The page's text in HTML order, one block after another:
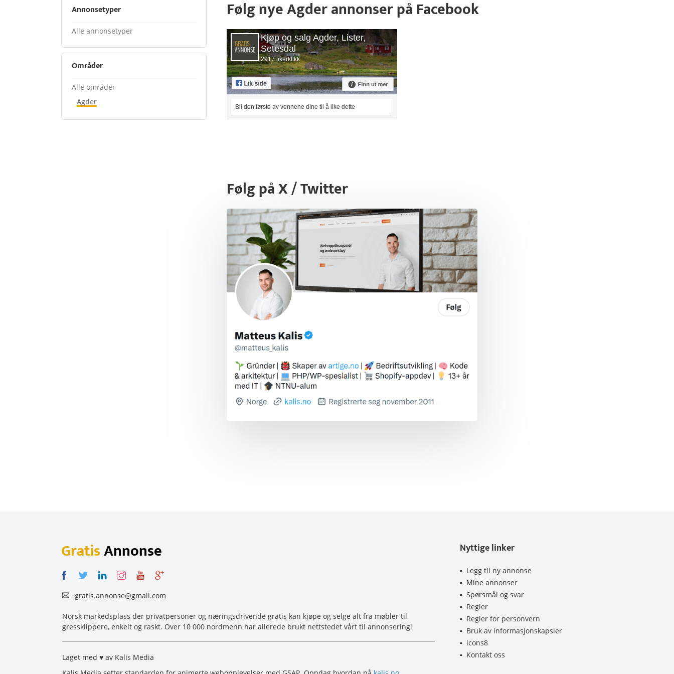
Annonsetyper
Alle annonsetyper
Områder
Alle områder
Agder
Følg nye Agder annonser på Facebook
Kjøp og salg Agder, Lister,
Setesdal
2917 likerklikk
Bli den første av vennene dine til å like dette
Følg på X / Twitter
GratisAnnonse
gratis.annonse@gmail.com
Norsk markedsplass der privatpersoner og næringsdrivende gratis kan kjøpe og selge alt fra møbler til
gressklippere, enkelt og raskt. Over 10 000 nordmenn har allerede brukt nettstedet vårt til annonsering!
Laget med ♥ av Kalis Media
Nyttige linker
Legg til ny annonse
Mine annonser
Spørsmål og svar
Regler
Regler for personvern
Bruk av informasjonskapsler
icons8
Kontakt oss